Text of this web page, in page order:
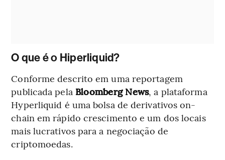
O que é o Hiperliquid?
Conforme descrito em uma reportagem
publicada pela Bloomberg News, a plataforma
Hyperliquid é uma bolsa de derivativos on-
chain em rápido crescimento e um dos locais
mais lucrativos para a negociação de
criptomoedas.